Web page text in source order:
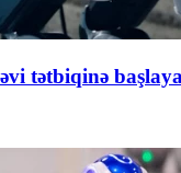
tətbiqinə